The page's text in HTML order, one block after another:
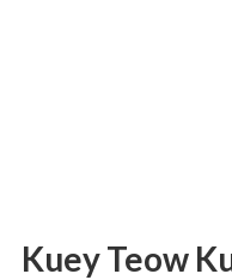
Kuey Teow